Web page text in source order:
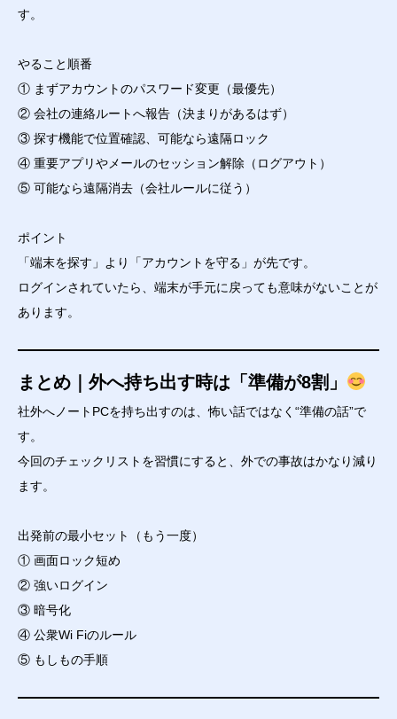
す。
やること順番
① まずアカウントのパスワード変更（最優先）
② 会社の連絡ルートへ報告（決まりがあるはず）
③ 探す機能で位置確認、可能なら遠隔ロック
④ 重要アプリやメールのセッション解除（ログアウト）
⑤ 可能なら遠隔消去（会社ルールに従う）
ポイント
「端末を探す」より「アカウントを守る」が先です。
ログインされていたら、端末が手元に戻っても意味がないことが
あります。
まとめ｜外へ持ち出す時は「準備が8割」
社外へノートPCを持ち出すのは、怖い話ではなく“準備の話”で
す。
今回のチェックリストを習慣にすると、外での事故はかなり減り
ます。
出発前の最小セット（もう一度）
① 画面ロック短め
② 強いログイン
③ 暗号化
④ 公衆Wi Fiのルール
⑤ もしもの手順